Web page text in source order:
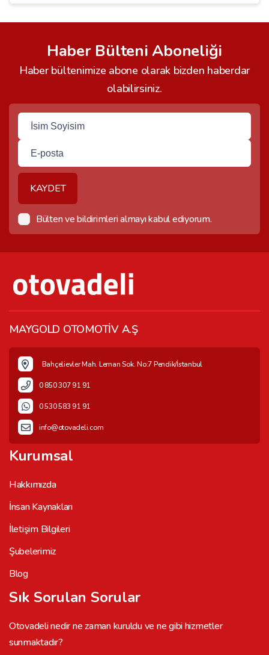
Haber Bülteni Aboneliği
Haber bültenimize abone olarak bizden haberdar
olabilirsiniz.
KAYDET
Bülten ve bildirimleri almayı kabul ediyorum.
MAYGOLD OTOMOTİV A.Ş
Bahçelievler Mah. Leman Sok. No:7 Pendik/İstanbul
0 850 307 91 91
0 530 583 91 91
info@otovadeli.com
Kurumsal
Hakkımızda
İnsan Kaynakları
İletişim Bilgileri
Şubelerimiz
Blog
Sık Sorulan Sorular
Otovadeli nedir ne zaman kuruldu ve ne gibi hizmetler
sunmaktadır?